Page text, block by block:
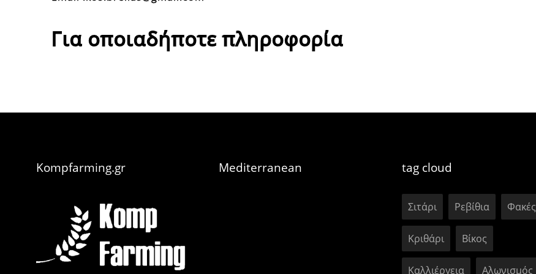
Για οποιαδήποτε πληροφορία
Kompfarming.gr Mediterranean tag cloud
Σιτάρι Ρεβίθια Φακές
Κριθάρι Βίκος
Καλλιέργεια Αλωνισμός